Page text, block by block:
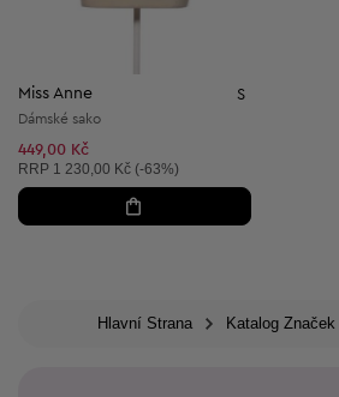
Miss Anne S
Dámské sako
449,00 Kč
Doporučená cena:
RRP 1 230,00 Kč (-63%)
Hlavní Strana Katalog Značek